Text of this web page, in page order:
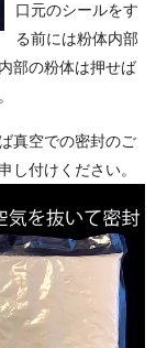
口元のシールをす
る前には粉体内部
部の粉体は押せば
真空での密封のご
し付けください。